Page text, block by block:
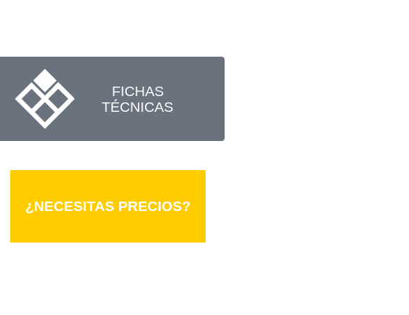
FICHAS
TÉCNICAS
¿NECESITAS PRECIOS?
¿NECESITAS PRECIOS?